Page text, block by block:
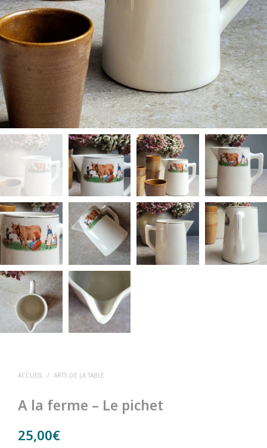
ACCUEIL / ARTS DE LA TABLE
A la ferme – Le pichet
25,00€